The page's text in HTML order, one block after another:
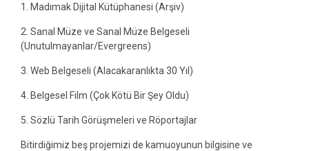
1. Madımak Dijital Kütüphanesi (Arşiv)
2. Sanal Müze ve Sanal Müze Belgeseli
(Unutulmayanlar/Evergreens)
3. Web Belgeseli (Alacakaranlıkta 30 Yıl)
4. Belgesel Film (Çok Kötü Bir Şey Oldu)
5. Sözlü Tarih Görüşmeleri ve Röportajlar
Bitirdiğimiz beş projemizi de kamuoyunun bilgisine ve